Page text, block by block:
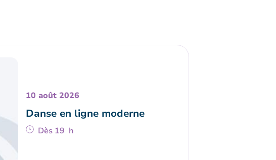
10 août 2026
Danse en ligne moderne
Dès 19 h